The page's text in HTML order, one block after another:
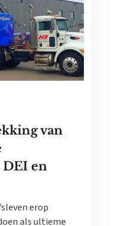
van
en
erop
als ultieme